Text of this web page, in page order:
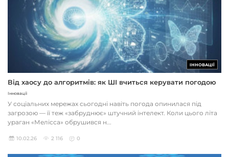
ІННОВАЦІЇ
Від хаосу до алгоритмів: як ШІ вчиться керувати погодою
Інновації
У соціальних мережах сьогодні навіть погода опинилася під
загрозою — її теж «забруднює» штучний інтелект. Коли цього літа
ураган «Мелісса» обрушився н...
10.02.26 2 116 0